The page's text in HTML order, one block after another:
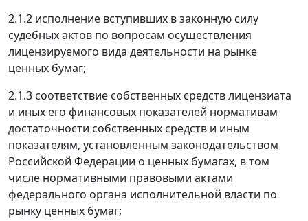
2.1.2 исполнение вступивших в законную силу
судебных актов по вопросам осуществления
лицензируемого вида деятельности на рынке
ценных бумаг;
2.1.3 соответствие собственных средств лицензиата
и иных его финансовых показателей нормативам
достаточности собственных средств и иным
показателям, установленным законодательством
Российской Федерации о ценных бумагах, в том
числе нормативными правовыми актами
федерального органа исполнительной власти по
рынку ценных бумаг;